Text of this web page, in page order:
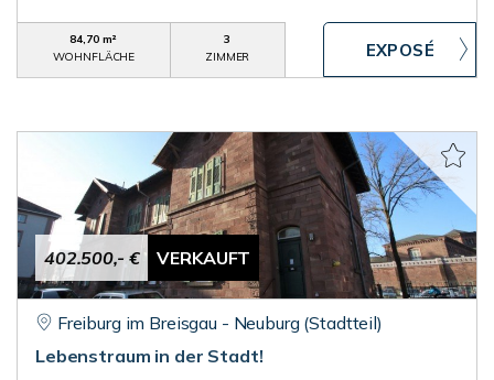
84,70 m²
WOHNFLÄCHE
3
ZIMMER
402.500,- € VERKAUFT
Freiburg im Breisgau - Neuburg (Stadtteil)
Lebenstraum in der Stadt!